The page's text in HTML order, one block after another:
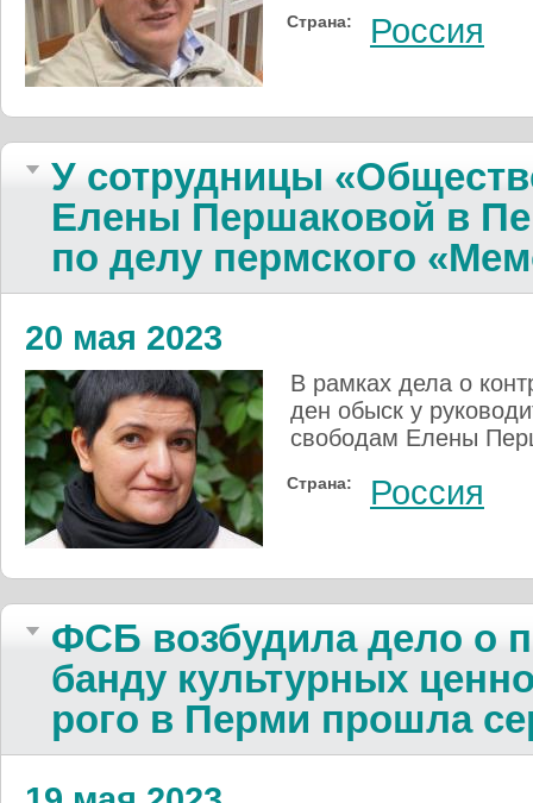
Страна: Россия
У сотрудницы
Елены Пер­ша­ко­вой в
по делу перм­ского
20 мая 2023
В рамках де­ла о
ден обыск у
сво­бо­дам Еле­ны
Страна: Россия
ФСБ возбуди­ла дело о
банду куль­тур­ных
рого в Пер­ми про­шла